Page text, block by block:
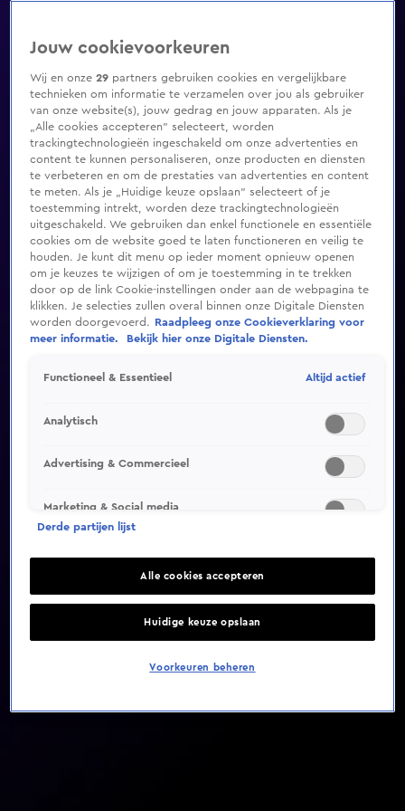
Video helaas niet gevonden
Jouw cookievoorkeuren
Wij en onze29 partners gebruiken cookies en vergelijkbare
technieken om informatie te verzamelen over jou als gebruiker
van onze website(s), jouw gedrag en jouw apparaten. Als je
„Alle cookies accepteren” selecteert, worden
trackingtechnologieën ingeschakeld om onze advertenties en
content te kunnen personaliseren, onze producten en diensten
te verbeteren en om de prestaties van advertenties en content
te meten. Als je „Huidige keuze opslaan” selecteert of je
toestemming intrekt, worden deze trackingtechnologieën
uitgeschakeld. We gebruiken dan enkel functionele en essentiële
cookies om de website goed te laten functioneren en veilig te
houden. Je kunt dit menu op ieder moment opnieuw openen
om je keuzes te wijzigen of om je toestemming in te trekken
door op de link Cookie-instellingen onder aan de webpagina te
klikken. Je selecties zullen overal binnen onze Digitale Diensten
worden doorgevoerd.
Raadpleeg onze Cookieverklaring voor
meer informatie.
Bekijk hier onze Digitale Diensten.
Functioneel & Essentieel Altijd actief
Analytisch
Advertising & Commercieel
Marketing & Social media
Derde partijen lijst
Alle cookies accepteren
Huidige keuze opslaan
Voorkeuren beheren